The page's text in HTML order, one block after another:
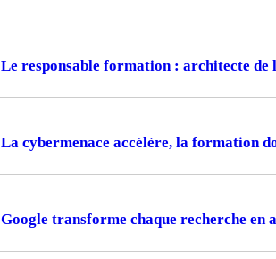
Le responsable formation : architecte
La cybermenace accélère, la formation
Google transforme chaque recherche en